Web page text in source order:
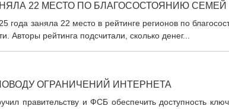
22 МЕСТО ПО БЛАГОСОСТОЯНИЮ СЕМЕЙ
года заняла 22 место в рейтинге регионов по
Авторы рейтинга подсчитали, сколько денег...
ОГРАНИЧЕНИЙ ИНТЕРНЕТА
правительству и ФСБ обеспечить доступность